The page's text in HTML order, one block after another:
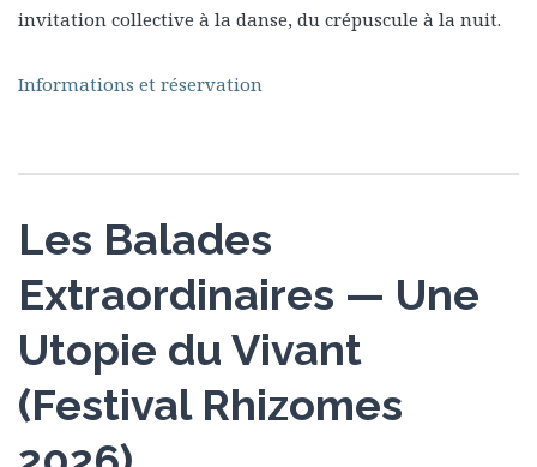
invitation collective à la danse, du crépuscule à la nuit.
Informations et réservation
Les Balades
Extraordinaires — Une
Utopie du Vivant
(Festival Rhizomes